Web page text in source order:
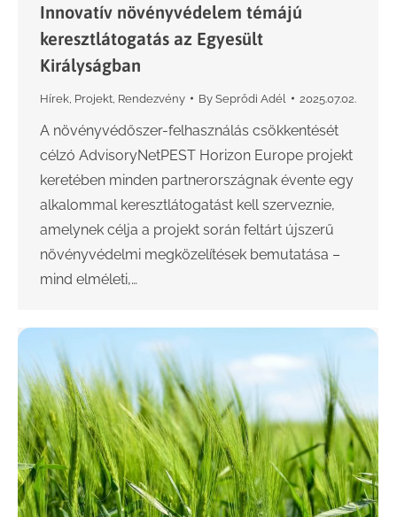
Innovatív növényvédelem témájú
keresztlátogatás az Egyesült
Királyságban
Hírek Projekt Rendezvény By Seprődi Adél 2025.07.02.
A növényvédőszer-felhasználás csökkentését
célzó AdvisoryNetPEST Horizon Europe projekt
keretében minden partnerországnak évente egy
alkalommal keresztlátogatást kell szerveznie,
amelynek célja a projekt során feltárt újszerű
növényvédelmi megközelítések bemutatása –
mind elméleti,…